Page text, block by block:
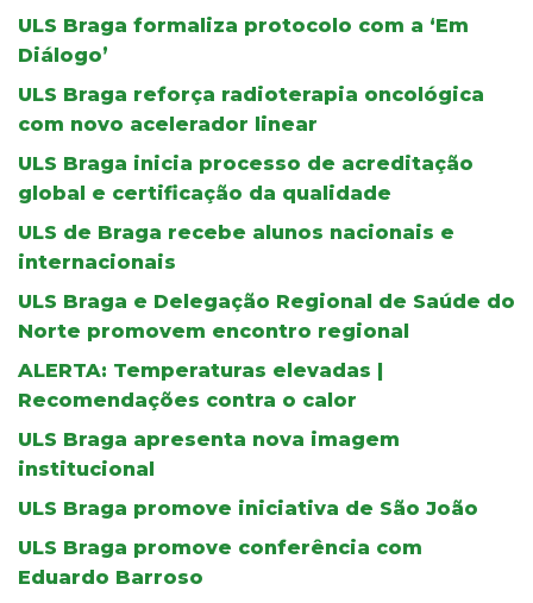
ULS Braga formaliza protocolo com a ‘Em
Diálogo’
ULS Braga reforça radioterapia oncológica
com novo acelerador linear
ULS Braga inicia processo de acreditação
global e certificação da qualidade
ULS de Braga recebe alunos nacionais e
internacionais
ULS Braga e Delegação Regional de Saúde do
Norte promovem encontro regional
ALERTA: Temperaturas elevadas |
Recomendações contra o calor
ULS Braga apresenta nova imagem
institucional
ULS Braga promove iniciativa de São João
ULS Braga promove conferência com
Eduardo Barroso